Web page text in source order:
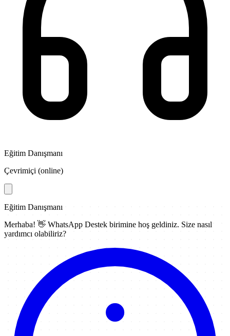
Eğitim Danışmanı
Çevrimiçi (online)
Eğitim Danışmanı
Merhaba! 👋 WhatsApp Destek birimine hoş geldiniz. Size nasıl
yardımcı olabiliriz?